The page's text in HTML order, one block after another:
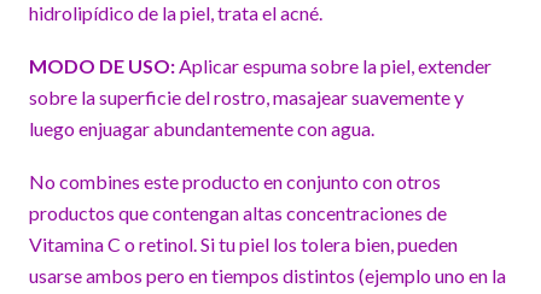
hidrolipídico de la piel, trata el acné.
MODO DE USO:Aplicar espuma sobre la piel, extender
sobre la superficie del rostro, masajear suavemente y
luego enjuagar abundantemente con agua.
No combines este producto en conjunto con otros
productos que contengan altas concentraciones de
Vitamina C o retinol. Si tu piel los tolera bien, pueden
usarse ambos pero en tiempos distintos (ejemplo uno en la